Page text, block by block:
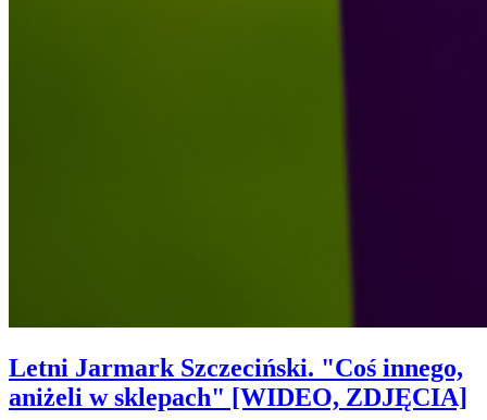
Letni Jarmark Szczeciński. "Coś innego,
aniżeli w sklepach" [WIDEO, ZDJĘCIA]